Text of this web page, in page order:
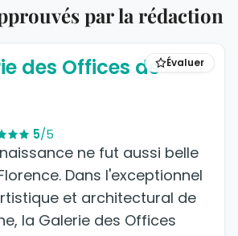
par la rédaction
Évaluer
des Offices de
5/5
ne fut aussi belle
Dans l'exceptionnel
et architectural de
la Galerie des Offices